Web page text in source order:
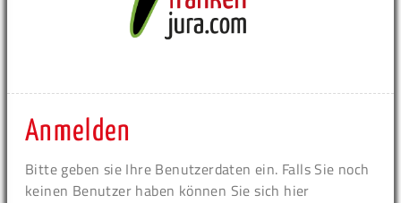
Anmelden
Bitte geben sie Ihre Benutzerdaten ein. Falls Sie noch
keinen Benutzer haben können Sie sich hier